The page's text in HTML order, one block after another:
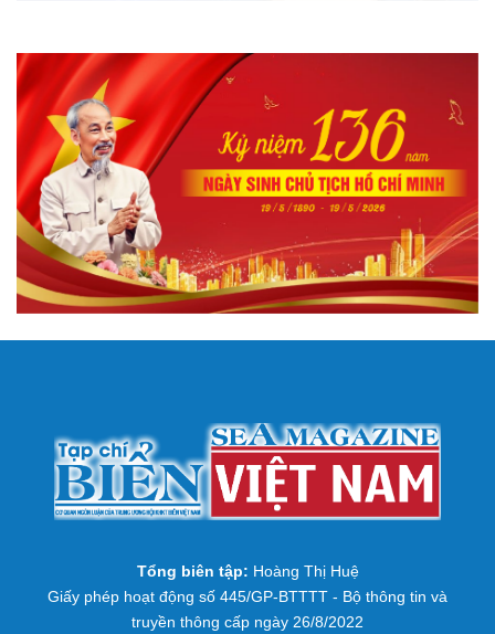
Tổng biên tập: Hoàng Thị Huệ
Giấy phép hoạt động số 445/GP-BTTTT - Bộ thông tin và
truyền thông cấp ngày 26/8/2022